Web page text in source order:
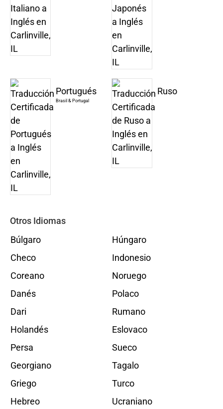
Portugués
Brasil & Portugal
Ruso
Otros Idiomas
Búlgaro
Checo
Coreano
Danés
Dari
Holandés
Persa
Georgiano
Griego
Hebreo
Húngaro
Indonesio
Noruego
Polaco
Rumano
Eslovaco
Sueco
Tagalo
Turco
Ucraniano